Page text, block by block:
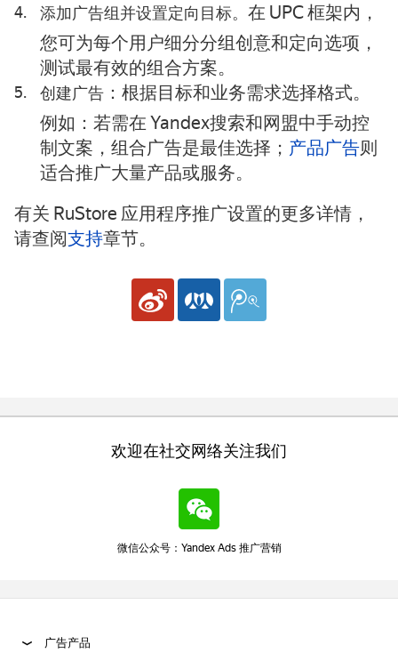
添加广告组并设置定向目标。 在 UPC 框架内，
您可为每个用户细分分组创意和定向选项，
测试最有效的组合方案。
创建广告 ：根据目标和业务需求选择格式。
例如：若需在 Yandex搜索和网盟中手动控
制文案，组合广告是最佳选择； 产品广告则
适合推广大量产品或服务。
有关 RuStore 应用程序推广设置的更多详情，
请查阅支持章节。
欢迎在社交网络关注我们
微信公众号：Yandex Ads 推广营销
广告产品